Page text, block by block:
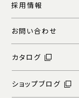
採用情報
お問い合わせ
カタログ
ショップブログ